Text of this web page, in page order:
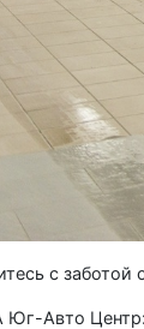
с заботой
Юг-Авто Центр: